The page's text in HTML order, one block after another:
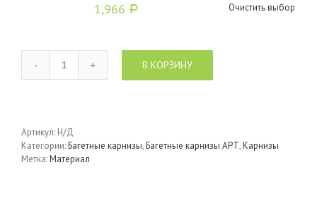
1,966 Р Очистить выбор
В КОРЗИНУ
Артикул: Н/Д
Категории:Багетные карнизы,Багетные карнизы АРТ,Карнизы
Метка:Материал